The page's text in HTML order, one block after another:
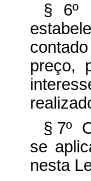
§ 6º
preço,
§ 7º
se
nesta